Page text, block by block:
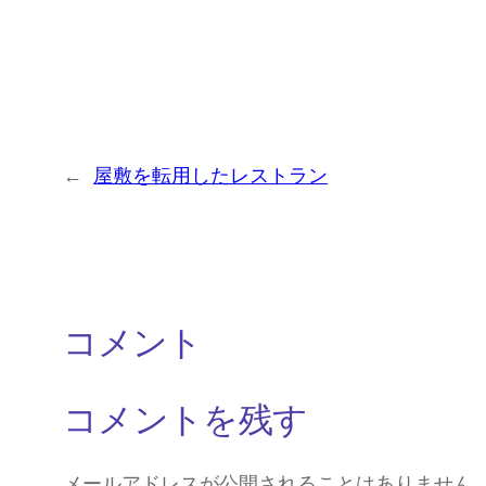
← 屋敷を転用したレストラン
コメント
コメントを残す